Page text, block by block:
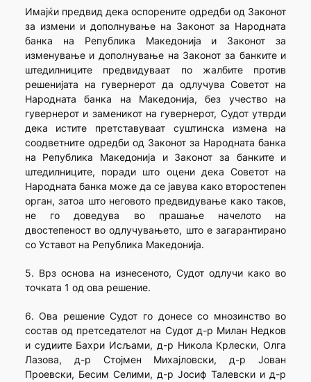
Имајќи предвид дека оспорените одредби од Законот
за измени и дополнување на Законот за Народната
банка на Република Македонија и Законот за
изменување и дополнување на Законот за банките и
штедилниците предвидуваат по жалбите против
решенијата на гувернерот да одлучува Советот на
Народната банка на Македонија, без учество на
гувернерот и заменикот на гувернерот, Судот утврди
дека истите претставуваат суштинска измена на
соодветните одредби од Законот за Народната банка
на Република Македонија и Законот за банките и
штедилниците, поради што оцени дека Советот на
Народната банка може да се јавува како второстепен
орган, затоа што неговото предвидување како таков,
не го доведува во прашање начелото на
двостепеност во одлучувањето, што е загарантирано
со Уставот на Република Македонија.
5. Врз основа на изнесеното, Судот одлучи како во
точката 1 од ова решение.
6. Ова решение Судот го донесе со мнозинство во
состав од претседателот на Судот д-р Милан Недков
и судиите Бахри Исљами, д-р Никола Крлески, Олга
Лазова, д-р Стојмен Михајловски, д-р Јован
Проевски, Бесим Селими, д-р Јосиф Талевски и д-р